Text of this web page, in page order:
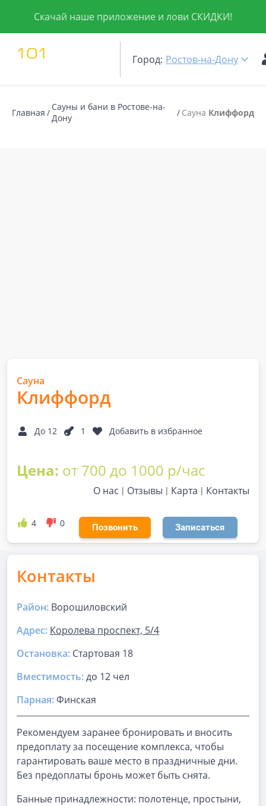
Скачай наше приложение и лови СКИДКИ!
Город: Ростов-на-Дону
Главная
Сауны и бани в Ростове-на-
Дону
Сауна Клиффорд
Сауна
Клиффорд
До 12 1 Добавить в избранное
Цена: от 700 до 1000 р/час
О нас Отзывы Карта Контакты
4 0 Позвонить Записаться
Контакты
Район: Ворошиловский
Адрес: Королева проспект, 5/4
Остановка: Стартовая 18
Вместимость:до 12 чел
Парная:Финская
Рекомендуем заранее бронировать и вносить
предоплату за посещение комплекса, чтобы
гарантировать ваше место в праздничные дни.
Без предоплаты бронь может быть снята.
Банные принадлежности: полотенце, простыни,